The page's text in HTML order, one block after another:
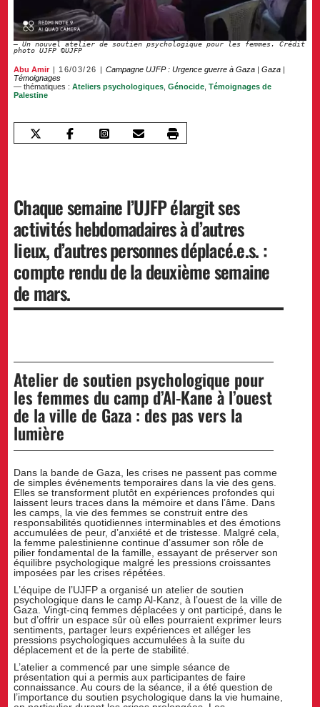
Un nouvel atelier de soutien psychologique pour les femmes. Crédit
photo UJFP ©UJFP
Abu Amir 16/03/26 Campagne UJFP : Urgence guerre à Gaza |Gaza |
Témoignages
— thématiques :Ateliers psychologiques ,Génocide ,Témoignages de
Palestine
Chaque semaine l’UJFP élargit ses
activités hebdomadaires à d’autres
lieux, d’autres personnes déplacé.e.s. :
compte rendu de la deuxième semaine
de mars.
Atelier de soutien psychologique pour
les femmes du camp d’Al-Kane à l’ouest
de la ville de Gaza : des pas vers la
lumière
Dans la bande de Gaza, les crises ne passent pas comme
de simples événements temporaires dans la vie des gens.
Elles se transforment plutôt en expériences profondes qui
laissent leurs traces dans la mémoire et dans l’âme. Dans
les camps, la vie des femmes se construit entre des
responsabilités quotidiennes interminables et des émotions
accumulées de peur, d’anxiété et de tristesse. Malgré cela,
la femme palestinienne continue d’assumer son rôle de
pilier fondamental de la famille, essayant de préserver son
équilibre psychologique malgré les pressions croissantes
imposées par les crises répétées.
L’équipe de l’UJFP a organisé un atelier de soutien
psychologique dans le camp Al-Kanz, à l’ouest de la ville de
Gaza. Vingt-cinq femmes déplacées y ont participé, dans le
but d’offrir un espace sûr où elles pourraient exprimer leurs
sentiments, partager leurs expériences et alléger les
pressions psychologiques accumulées à la suite du
déplacement et de la perte de stabilité.
L’atelier a commencé par une simple séance de
présentation qui a permis aux participantes de faire
connaissance. Au cours de la séance, il a été question de
l’importance du soutien psychologique dans la vie humaine,